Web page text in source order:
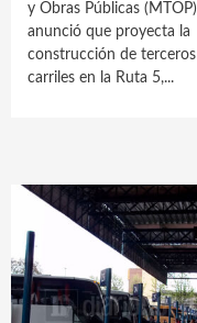
y Obras Públicas (MTOP)
anunció que proyecta la
construcción de terceros
carriles en la Ruta 5,...